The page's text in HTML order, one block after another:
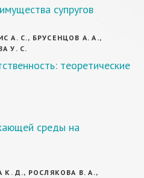
супругов
А. С., БРУСЕНЦОВ А. А.,
У. С.
теоретические
среды на
К. Д., РОСЛЯКОВА В. А.,